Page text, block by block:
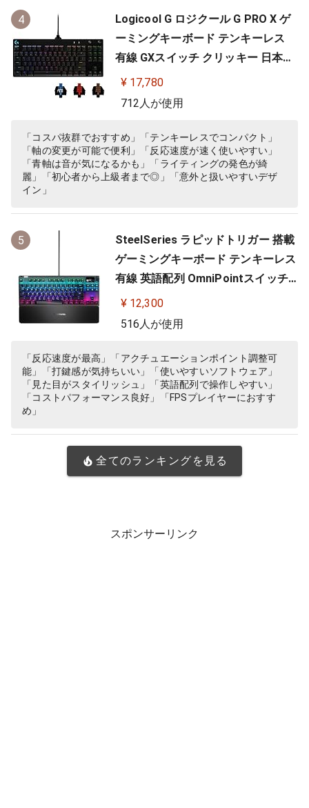
4
Logicool G ロジクール G PRO X ゲ
ーミングキーボード テンキーレス
有線 GXスイッチ クリッキー 日本語
配列 LIGHTSYNC RGB 着脱式ケーブ
ル G-PKB-002 国内正規品 【 ファイ
】
¥ 17,780
712人が使用
「コスパ抜群でおすすめ」「テンキーレスでコンパクト」
「軸の変更が可能で便利」「反応速度が速く使いやすい」
「青軸は音が気になるかも」「ライティングの発色が綺
麗」「初心者から上級者まで◎」「意外と扱いやすいデザ
イン」
5
SteelSeries ラピッドトリガー 搭載
ゲーミングキーボード テンキーレス
有線 英語配列 OmniPointスイッチ
有機ELディスプレイ搭載 Apex Pro
TKL US 64734 ブラック
¥ 12,300
516人が使用
「反応速度が最高」「アクチュエーションポイント調整可
能」「打鍵感が気持ちいい」「使いやすいソフトウェア」
「見た目がスタイリッシュ」「英語配列で操作しやすい」
「コストパフォーマンス良好」「FPSプレイヤーにおすす
め」
全てのランキングを見る
スポンサーリンク